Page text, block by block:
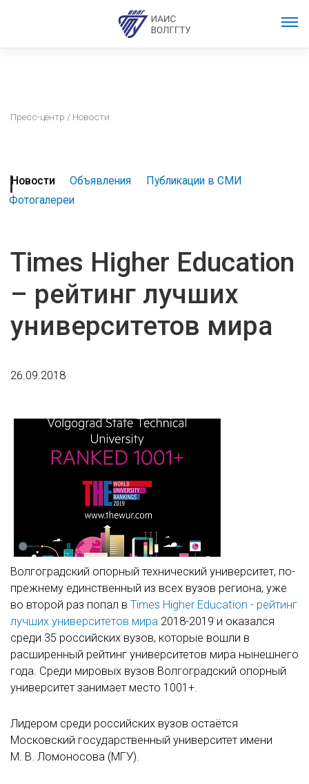
Пресс-центр / Новости
Новости Объявления
Публикации в СМИ
Фотогалереи
Times Higher Education
– рейтинг лучших
университетов мира
26.09.2018
Волгоградский опорный технический университет, по-
прежнему единственный из всех вузов региона, уже
во второй раз попал в Times Higher Education - рейтинг
лучших университетов мира 2018-2019 и оказался
среди 35 российских вузов, которые вошли в
расширенный рейтинг университетов мира нынешнего
года. Среди мировых вузов Волгоградский опорный
университет занимает место 1001+.
Лидером среди российских вузов остаётся
Московский государственный университет имени
М. В. Ломоносова (МГУ).